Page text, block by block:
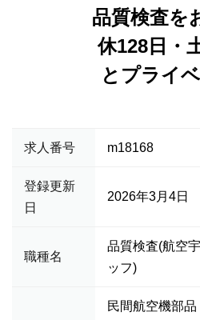
品質検査を
休128日・
とプライ
求人番号 m18168
登録更新
日
2026年3月4日
職種名
品質検査(航空
ッフ)
民間航空機部